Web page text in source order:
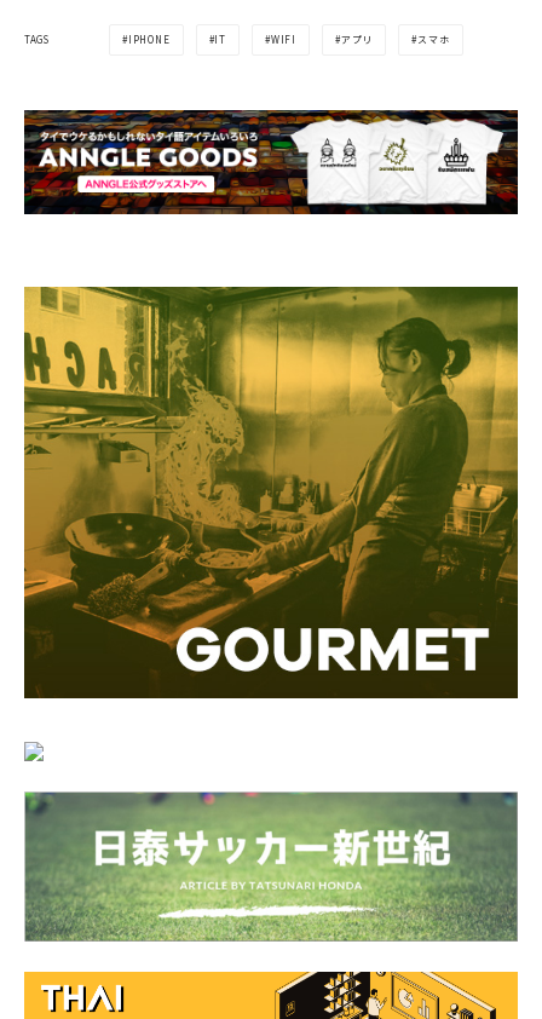
TAGS IPHONE IT WIFI アプリ スマホ